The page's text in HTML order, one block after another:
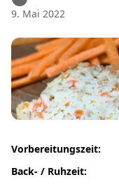
9. Mai 2022
Vorbereitungszeit:
Back- / Ruhzeit: